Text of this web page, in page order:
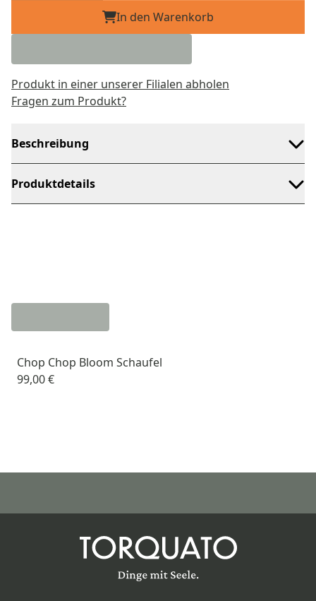
In den Warenkorb
Produkt in einer unserer Filialen abholen
Fragen zum Produkt?
Beschreibung
Produktdetails
Chop Chop Bloom Schaufel
99,00 €